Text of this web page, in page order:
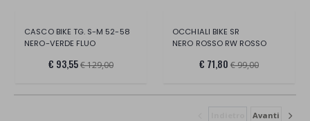
CASCO BIKE TG. S-M 52-58
NERO-VERDE FLUO
€ 93,55€ 129,00
OCCHIALI BIKE SR
NERO ROSSO RW ROSSO
€ 71,80 € 99,00
Avanti